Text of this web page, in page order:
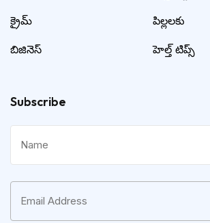
క్రైమ్
బిజినెస్
పిల్లలకు
హెల్త్ టిప్స్
Subscribe